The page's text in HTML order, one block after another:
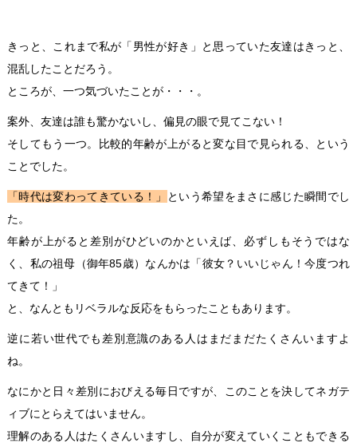
きっと、これまで私が「男性が好き」と思っていた友達はきっと、
混乱したことだろう。
ところが、一つ気づいたことが・・・。
案外、友達は誰も驚かないし、偏見の眼で見てこない！
そしてもう一つ。比較的年齢が上がると変な目で見られる、という
ことでした。
「時代は変わってきている！」
という希望をまさに感じた瞬間でし
た。
年齢が上がると差別がひどいのかといえば、必ずしもそうではな
く、私の祖母（御年85歳）なんかは「彼女？いいじゃん！今度つれ
てきて！」
と、なんともリベラルな反応をもらったこともあります。
逆に若い世代でも差別意識のある人はまだまだたくさんいますよ
ね。
なにかと日々差別におびえる毎日ですが、このことを決してネガテ
ィブにとらえてはいません。
理解のある人はたくさんいますし、自分が変えていくこともできる